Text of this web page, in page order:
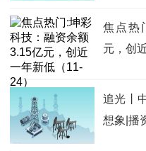
焦点热
元，创
追光丨
想象|播